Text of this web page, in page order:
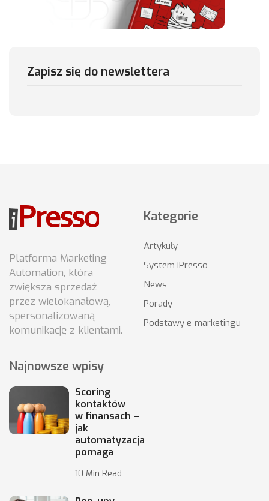
Zapisz się do newslettera
Platforma Marketing
Automation, która
zwiększa sprzedaż
przez wielokanałową,
spersonalizowaną
komunikację z klientami.
Kategorie
Artykuły
System iPresso
News
Porady
Podstawy e-marketingu
Najnowsze wpisy
Scoring
kontaktów
w finansach –
jak
automatyzacja
pomaga
10 Min Read